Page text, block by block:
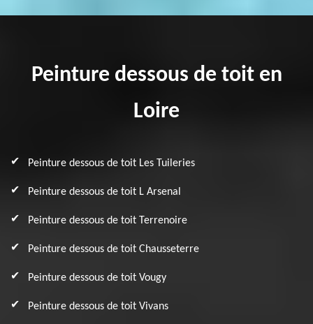
Peinture dessous de toit en
Loire
Peinture dessous de toit Les Tuileries
Peinture dessous de toit L Arsenal
Peinture dessous de toit Terrenoire
Peinture dessous de toit Chausseterre
Peinture dessous de toit Vougy
Peinture dessous de toit Vivans